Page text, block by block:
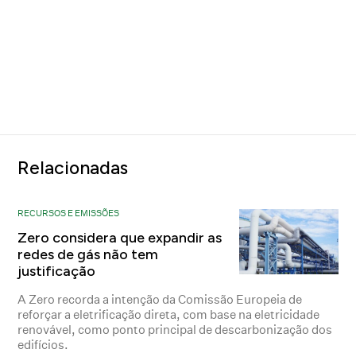
Relacionadas
RECURSOS E EMISSÕES
Zero considera que expandir as
redes de gás não tem
justificação
A Zero recorda a intenção da Comissão Europeia de
reforçar a eletrificação direta, com base na eletricidade
renovável, como ponto principal de descarbonização dos
edifícios.